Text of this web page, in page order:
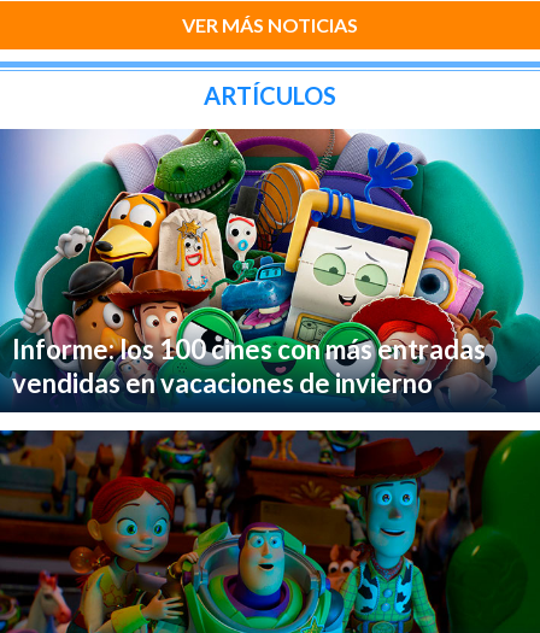
VER MÁS NOTICIAS
ARTÍCULOS
Informe: los 100 cines con más entradas
vendidas en vacaciones de invierno